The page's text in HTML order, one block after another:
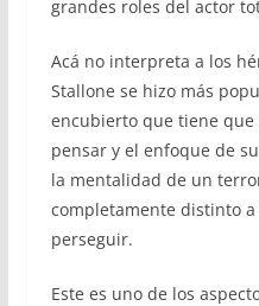
grandes roles del actor
Acá no interpreta a los
Stallone se hizo más
encubierto que tiene
pensar y el enfoque de
la mentalidad de un
completamente distinto
perseguir.
Este es uno de los